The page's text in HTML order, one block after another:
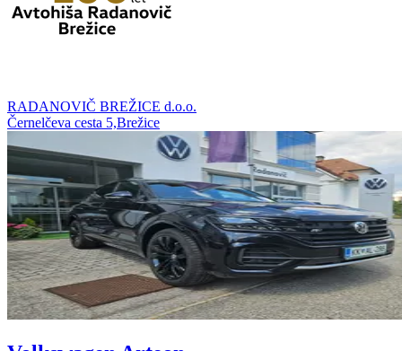
RADANOVIČ BREŽICE d.o.o.
Černelčeva cesta 5,Brežice